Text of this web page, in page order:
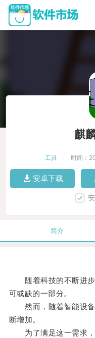
麒
工具 时间：
安卓下载
简介
随着科技的不断进步
可或缺的一部分。
然而，随着智能设备
断增加。
为了满足这一需求，